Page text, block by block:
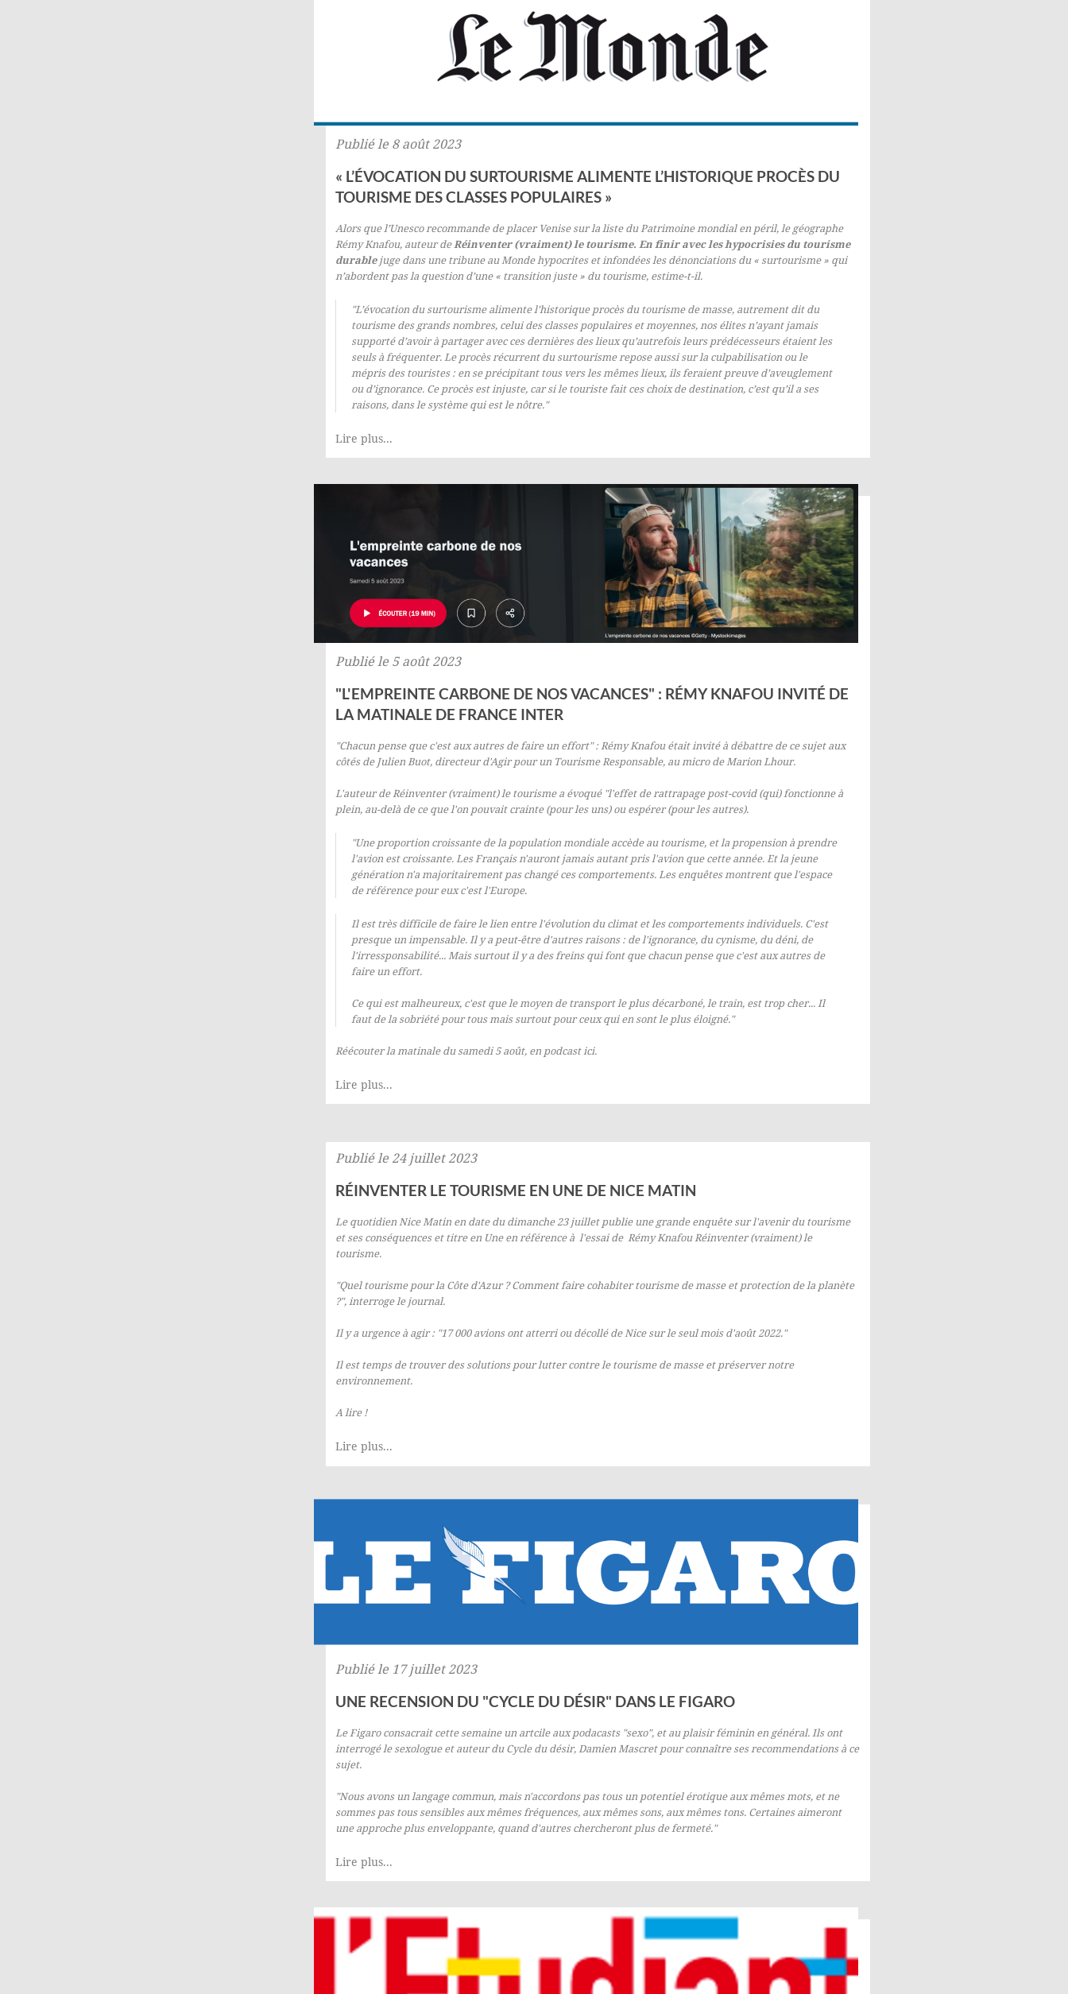
Publié le 8 août 2023
« L’ÉVOCATION DU SURTOURISME ALIMENTE L’HISTORIQUE PROCÈS DU
TOURISME DES CLASSES POPULAIRES »
Alors que l’Unesco recommande de placer Venise sur la liste du Patrimoine mondial en péril, le géographe
Rémy Knafou, auteur deRéinventer (vraiment) le tourisme. En finir avec les hypocrisies du tourisme
durablejuge dans unetribune auMondehypocrites et infondées les dénonciations du « surtourisme » qui
n’abordent pas la question d’une « transition juste » du tourisme, estime-t-il.
"L’évocation du surtourisme alimente l’historique procès du tourisme de masse, autrement dit du
tourisme des grands nombres, celui des classes populaires et moyennes, nos élites n’ayant jamais
supporté d’avoir à partager avec ces dernières des lieux qu’autrefois leurs prédécesseurs étaient les
seuls à fréquenter. Le procès récurrent du surtourisme repose aussi sur la culpabilisation ou le
mépris des touristes : en se précipitant tous vers les mêmes lieux, ils feraient preuve d’aveuglement
ou d’ignorance. Ce procès est injuste, car si le touriste fait ces choix de destination, c’est qu’il a ses
raisons, dans le système qui est le nôtre."
Lire plus...
Publié le 5 août 2023
"L'EMPREINTE CARBONE DE NOS VACANCES" : RÉMY KNAFOU INVITÉ DE
LA MATINALE DE FRANCE INTER
"Chacun pense que c'est aux autres de faire un effort" : Rémy Knafou était invité à débattre de ce sujet aux
côtés de Julien Buot, directeur d'Agir pour un Tourisme Responsable, au micro de Marion Lhour.
L'auteur deRéinventer (vraiment) le tourisme a évoqué "l'effet de rattrapage post-covid (qui) fonctionne à
plein, au-delà de ce que l'on pouvait crainte (pour les uns) ou espérer (pour les autres).
"Une proportion croissante de la population mondiale accède au tourisme, et la propension à prendre
l'avion est croissante. Les Français n'auront jamais autant pris l'avion que cette année. Et la jeune
génération n'a majoritairement pas changé ces comportements. Les enquêtes montrent que l'espace
de référence pour eux c'est l'Europe.
Il est très difficile de faire le lien entre l'évolution du climat et les comportements individuels. C'est
presque un impensable. Il y a peut-être d'autres raisons : de l'ignorance, du cynisme, du déni, de
l'irressponsabilité... Mais surtout il y a des freins qui font que chacun pense que c'est aux autres de
faire un effort.
Ce qui est malheureux, c'est que le moyen de transport le plus décarboné, le train, est trop cher... Il
faut de la sobriété pour tous mais surtout pour ceux qui en sont le plus éloigné."
Réécouter la matinale du samedi 5 août, en podcastici.
Lire plus...
Publié le 24 juillet 2023
RÉINVENTER LE TOURISME EN UNE DE NICE MATIN
Le quotidien Nice Matin en date du dimanche 23 juillet publie une grande enquête sur l'avenir du tourisme
et ses conséquences et titre en Une en référence à l'essai de Rémy KnafouRéinventer (vraiment) le
tourisme.
"Quel tourisme pour la Côte d'Azur ? Comment faire cohabiter tourisme de masse et protection de la planète
?", interroge le journal.
Il y a urgence à agir : "17 000 avions ont atterri ou décollé de Nice sur le seul mois d'août 2022."
Il est temps de trouver des solutions pour lutter contre le tourisme de masse et préserver notre
environnement.
A lire !
Lire plus...
Publié le 17 juillet 2023
UNE RECENSION DU "CYCLE DU DÉSIR" DANS LE FIGARO
Le Figaro consacrait cette semaine un artcile aux podacasts "sexo", et au plaisir féminin en général. Ils ont
interrogé le sexologue et auteur duCycle du désir, Damien Mascret pour connaître ses recommendations à ce
sujet.
"Nous avons un langage commun, mais n'accordons pas tous un potentiel érotique aux mêmes mots, et ne
sommes pas tous sensibles aux mêmes fréquences, aux mêmes sons, aux mêmes tons. Certaines aimeront
une approche plus enveloppante, quand d'autres chercheront plus de fermeté."
Lire plus...